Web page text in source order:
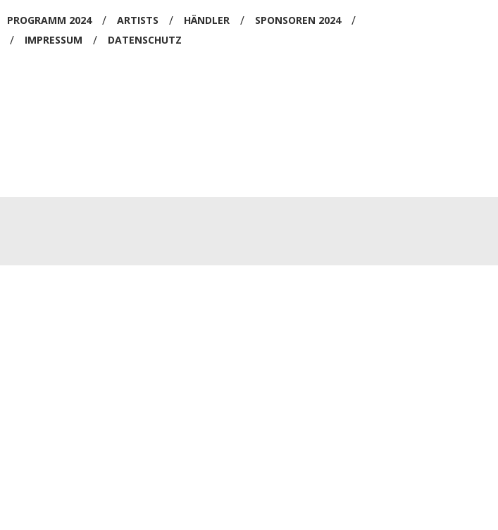
PROGRAMM 2024 / ARTISTS / HÄNDLER / SPONSOREN 2024 /
/ IMPRESSUM / DATENSCHUTZ